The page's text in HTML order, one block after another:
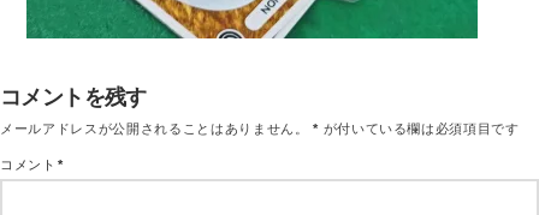
コメントを残す
メールアドレスが公開されることはありません。 * が付いている欄は必須項目です
コメント*